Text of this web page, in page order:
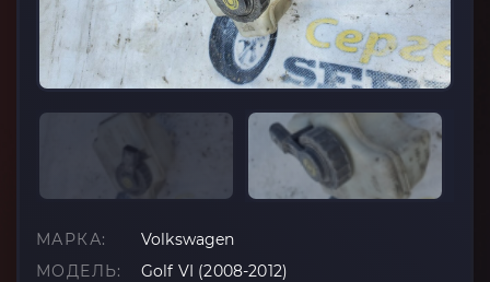
МАРКА:
Volkswagen
МОДЕЛЬ:
Golf VI (2008-2012)